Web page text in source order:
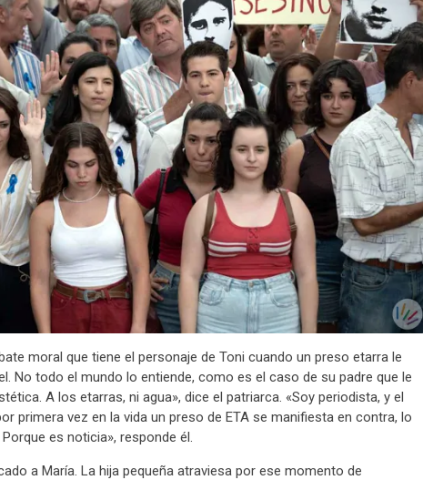
moral que tiene el personaje de Toni cuando un preso etarra le
No todo el mundo lo entiende, como es el caso de su padre que le
A los etarras, ni agua», dice el patriarca. «Soy periodista, y el
primera vez en la vida un preso de ETA se manifiesta en contra, lo
es noticia», responde él.
a María. La hija pequeña atraviesa por ese momento de